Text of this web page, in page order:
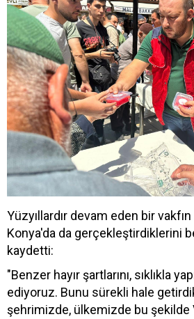
Yüzyıllardır devam eden bir vakfın
Konya'da da gerçekleştirdiklerini
kaydetti:
"Benzer hayır şartlarını, sıklıkla
ediyoruz. Bunu sürekli hale
şehrimizde, ülkemizde bu şekilde